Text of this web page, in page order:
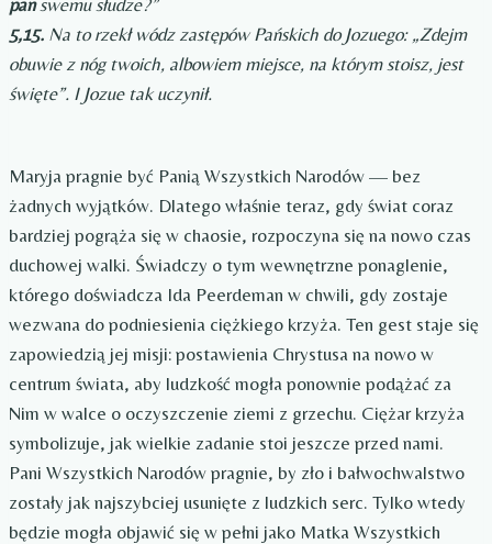
panswemu słudze?”
5,15. Na to rzekł wódz zastępów Pańskich do Jozuego: „Zdejm
obuwie z nóg twoich, albowiem miejsce, na którym stoisz, jest
święte”. I Jozue tak uczynił.
Maryja pragnie być Panią Wszystkich Narodów — bez
żadnych wyjątków. Dlatego właśnie teraz, gdy świat coraz
bardziej pogrąża się w chaosie, rozpoczyna się na nowo czas
duchowej walki. Świadczy o tym wewnętrzne ponaglenie,
którego doświadcza Ida Peerdeman w chwili, gdy zostaje
wezwana do podniesienia ciężkiego krzyża. Ten gest staje się
zapowiedzią jej misji: postawienia Chrystusa na nowo w
centrum świata, aby ludzkość mogła ponownie podążać za
Nim w walce o oczyszczenie ziemi z grzechu. Ciężar krzyża
symbolizuje, jak wielkie zadanie stoi jeszcze przed nami.
Pani Wszystkich Narodów pragnie, by zło i bałwochwalstwo
zostały jak najszybciej usunięte z ludzkich serc. Tylko wtedy
będzie mogła objawić się w pełni jako Matka Wszystkich